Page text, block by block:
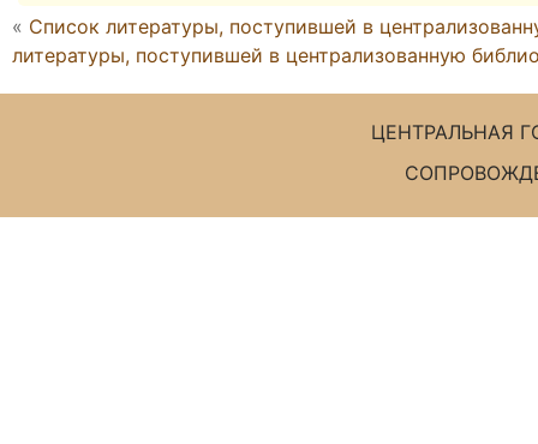
« Список литературы, поступившей в
литературы, поступившей в централизованную
ЦЕНТРАЛЬНАЯ